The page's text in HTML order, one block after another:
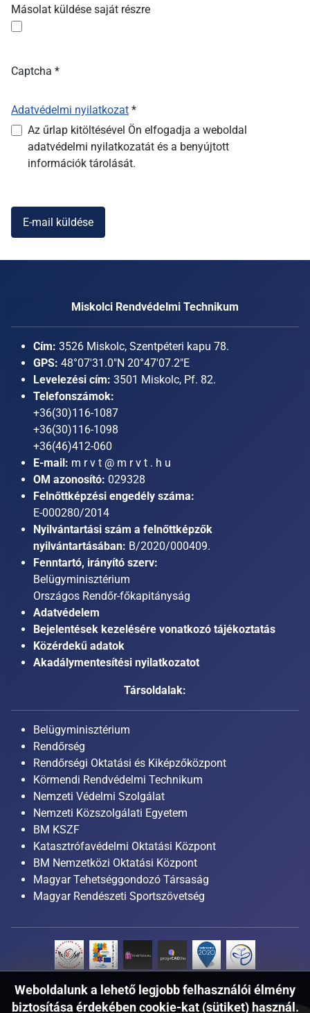
Másolat küldése saját részre
Captcha *
Adatvédelmi nyilatkozat *
Adatvédelmi nyilatkozat
Az űrlap kitöltésével Ön elfogadja a weboldal
adatvédelmi nyilatkozatát és a benyújtott
információk tárolását.
E-mail küldése
Miskolci Rendvédelmi Technikum
Cím: 3526 Miskolc, Szentpéteri kapu 78.
GPS: 48°07'31.0"N 20°47'07.2"E
Levelezési cím: 3501 Miskolc, Pf. 82.
Telefonszámok:
+36(30)116-1087
+36(30)116-1098
+36(46)412-060
E-mail: m r v t @ m r v t . h u
OM azonosító: 029328
Felnőttképzési engedély száma:
E-000280/2014
Nyilvántartási szám a felnőttképzők
nyilvántartásában: B/2020/000409.
Fenntartó, irányító szerv:
Belügyminisztérium
Országos Rendőr-főkapitányság
Adatvédelem
Bejelentések kezelésére vonatkozó tájékoztatás
Közérdekű adatok
Akadálymentesítési nyilatkozatot
Társoldalak:
Belügyminisztérium
Rendőrség
Rendőrségi Oktatási és Kiképzőközpont
Körmendi Rendvédelmi Technikum
Nemzeti Védelmi Szolgálat
Nemzeti Közszolgálati Egyetem
BM KSZF
Katasztrófavédelmi Oktatási Központ
BM Nemzetközi Oktatási Központ
Magyar Tehetséggondozó Társaság
Magyar Rendészeti Sportszövetség
Weboldalunk a lehető legjobb felhasználói élmény
biztosítása érdekében cookie-kat (sütiket) használ.